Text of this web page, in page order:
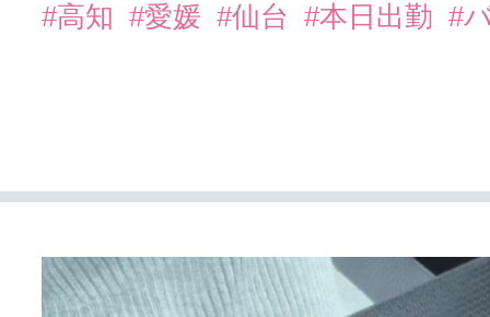
#高知 #愛媛 #仙台 #本日出勤 #